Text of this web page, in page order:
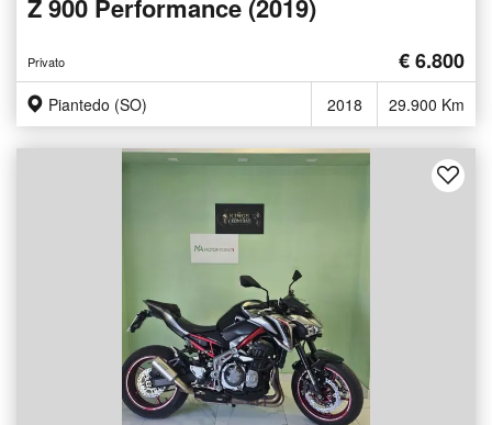
Z 900 Performance (2019)
Privato € 6.800
Piantedo (SO) 2018 29.900 Km